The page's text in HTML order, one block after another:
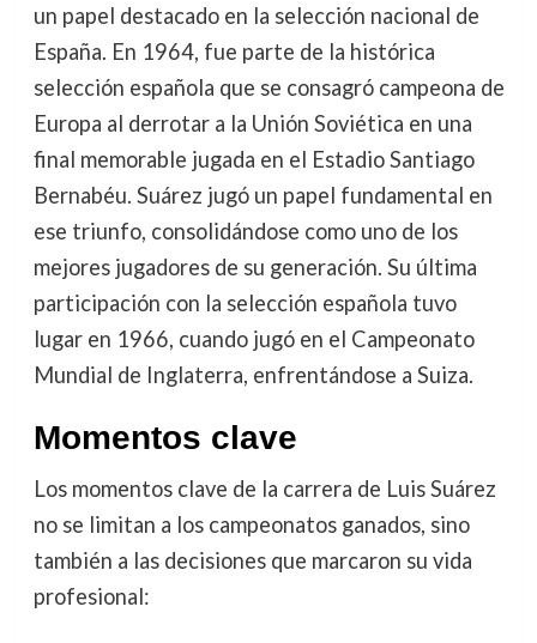
un papel destacado en la selección nacional de
España. En 1964, fue parte de la histórica
selección española que se consagró campeona de
Europa al derrotar a la Unión Soviética en una
final memorable jugada en el Estadio Santiago
Bernabéu. Suárez jugó un papel fundamental en
ese triunfo, consolidándose como uno de los
mejores jugadores de su generación. Su última
participación con la selección española tuvo
lugar en 1966, cuando jugó en el Campeonato
Mundial de Inglaterra, enfrentándose a Suiza.
Momentos clave
Los momentos clave de la carrera de Luis Suárez
no se limitan a los campeonatos ganados, sino
también a las decisiones que marcaron su vida
profesional: